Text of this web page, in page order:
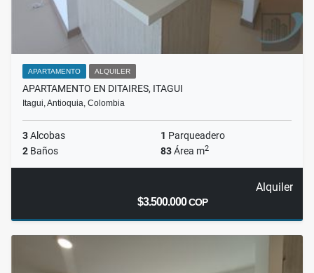
APARTAMENTO ALQUILER
APARTAMENTO EN DITAIRES, ITAGUI
Itagui, Antioquia, Colombia
3Alcobas 1 Parqueadero
2 Baños 83Área m2
Alquiler
$3.500.000COP